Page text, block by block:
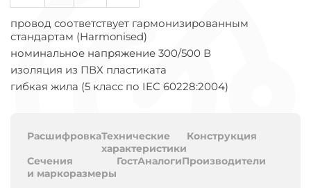
провод соответствует гармонизированным
стандартам (Harmonised)
номинальное напряжение 300/500 В
изоляция из ПВХ пластиката
гибкая жила (5 класс по IEC 60228:2004)
РасшифровкаТехнические
характеристики
Конструкция
Сечения
и маркоразмеры
ГостАналогиПроизводители